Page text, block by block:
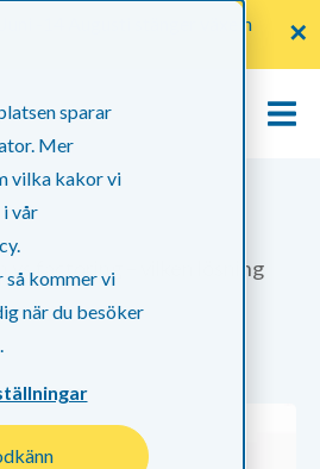
sparar
Mer
vilka kakor vi
i vår
så kommer vi
när du besöker
-14 Augusti stänger växeln
✕
vs factoring – vilken lösning